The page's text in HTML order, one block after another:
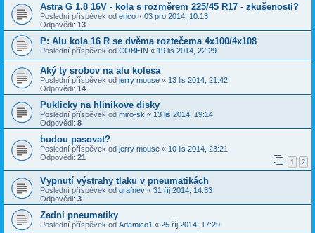
Astra G 1.8 16V - kola s rozměrem 225/45 R17 - zkušenosti?
Poslední příspěvek od erico « 03 pro 2014, 10:13
Odpovědi: 13
P: Alu kola 16 R se dvěma roztečema 4x100/4x108
Poslední příspěvek od COBEIN « 19 lis 2014, 22:29
Aký ty srobov na alu kolesa
Poslední příspěvek od jerry mouse « 13 lis 2014, 21:42
Odpovědi: 14
Puklicky na hlinikove disky
Poslední příspěvek od miro-sk « 13 lis 2014, 19:14
Odpovědi: 8
budou pasovat?
Poslední příspěvek od jerry mouse « 10 lis 2014, 23:21
Odpovědi: 21 1 2
Vypnutí výstrahy tlaku v pneumatikách
Poslední příspěvek od grafnev « 31 říj 2014, 14:33
Odpovědi: 3
Zadní pneumatiky
Poslední příspěvek od Adamico1 « 25 říj 2014, 17:29